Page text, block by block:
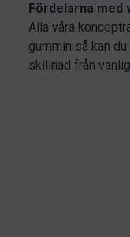
Fördelarna
Alla våra
gummin så kan
skillnad från